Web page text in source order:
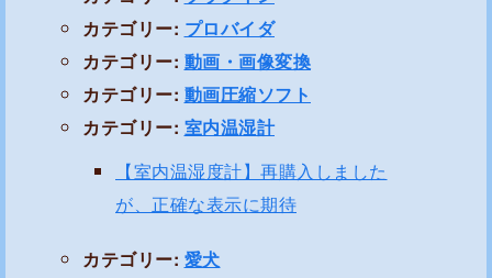
カテゴリー: プロバイダ
カテゴリー: 動画・画像変換
カテゴリー: 動画圧縮ソフト
カテゴリー: 室内温湿計
【室内温湿度計】再購入しました
が、正確な表示に期待
カテゴリー: 愛犬